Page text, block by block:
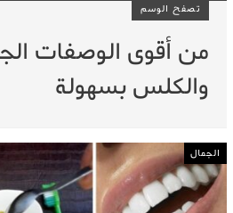
تصفح الوسم
من أقوى الوصفات
والكلس بسهولة
الجمال